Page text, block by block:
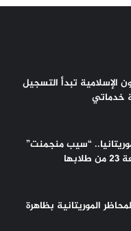
الإسلامية تبدأ التسجيل
خدماتي
“سيب منجمنت”
الموريتانية بظاهرة